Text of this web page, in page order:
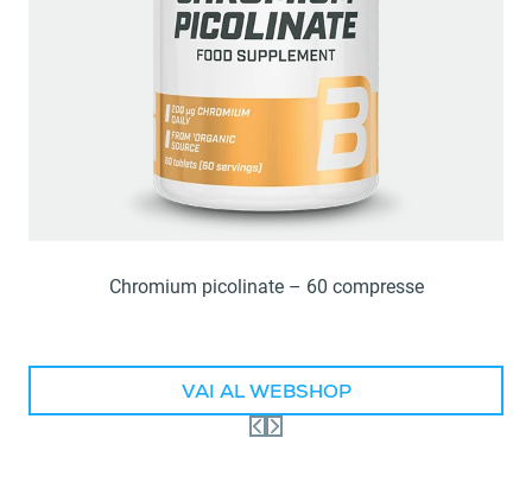
Chromium picolinate – 60 compresse
VAI AL WEBSHOP